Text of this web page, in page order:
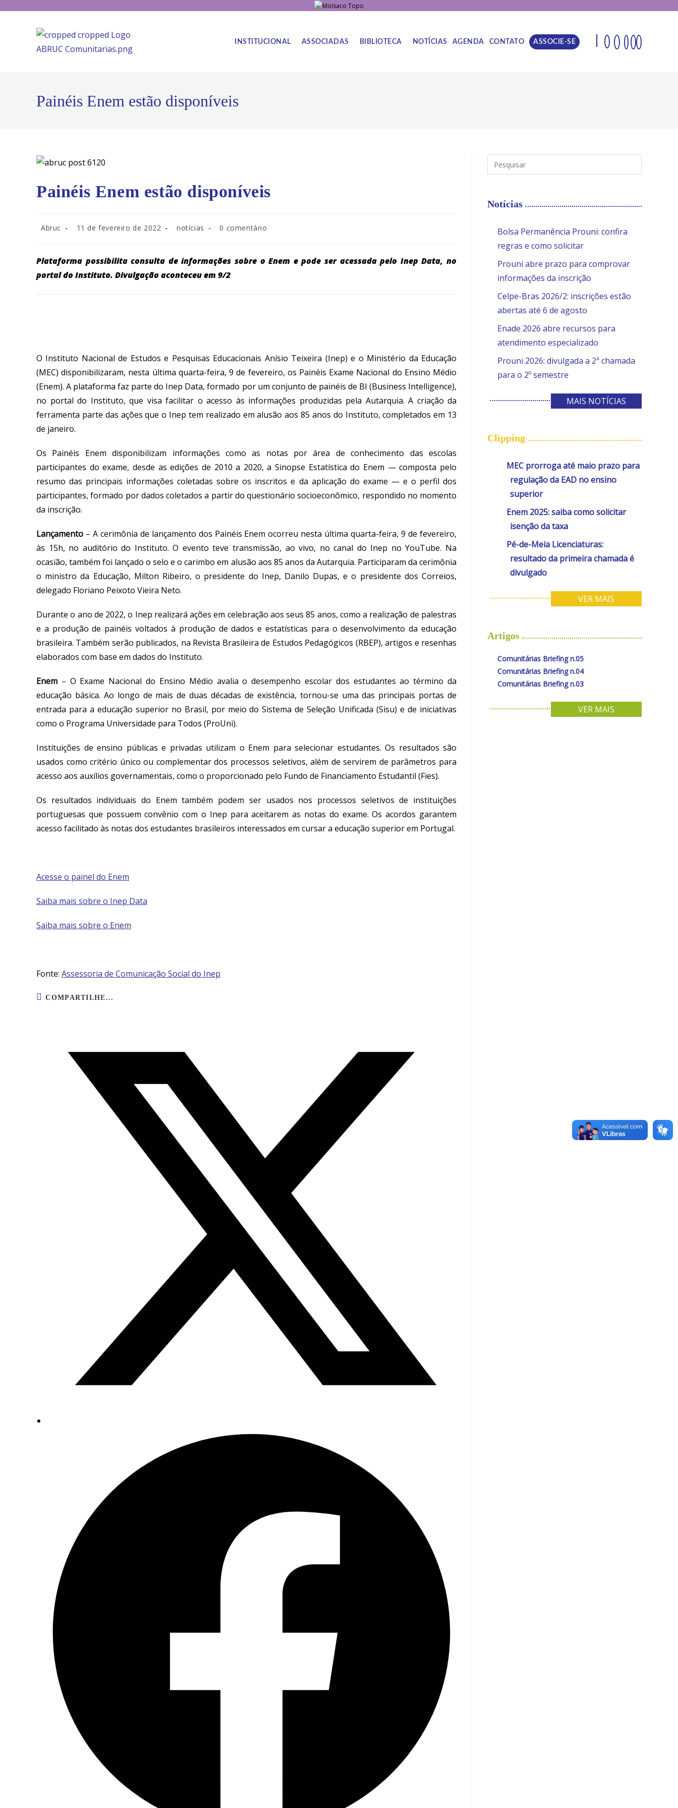
|
INSTITUCIONAL ASSOCIADAS BIBLIOTECA NOTÍCIAS AGENDA CONTATO ASSOCIE-SE
Painéis Enem estão disponíveis
Painéis Enem estão disponíveis
Abruc 11 de fevereiro de 2022 notícias 0 comentário
Plataforma possibilita consulta de informações sobre o Enem e pode ser acessada pelo Inep Data, no
portal do Instituto. Divulgação aconteceu em 9/2
O Instituto Nacional de Estudos e Pesquisas Educacionais Anísio Teixeira (Inep) e o Ministério da Educação
(MEC) disponibilizaram, nesta última quarta-feira, 9 de fevereiro, os Painéis Exame Nacional do Ensino Médio
(Enem). A plataforma faz parte do Inep Data, formado por um conjunto de painéis de BI (Business Intelligence),
no portal do Instituto, que visa facilitar o acesso às informações produzidas pela Autarquia. A criação da
ferramenta parte das ações que o Inep tem realizado em alusão aos 85 anos do Instituto, completados em 13
de janeiro.
Os Painéis Enem disponibilizam informações como as notas por área de conhecimento das escolas
participantes do exame, desde as edições de 2010 a 2020, a Sinopse Estatística do Enem — composta pelo
resumo das principais informações coletadas sobre os inscritos e da aplicação do exame — e o perfil dos
participantes, formado por dados coletados a partir do questionário socioeconômico, respondido no momento
da inscrição.
Lançamento – A cerimônia de lançamento dos Painéis Enem ocorreu nesta última quarta-feira, 9 de fevereiro,
às 15h, no auditório do Instituto. O evento teve transmissão, ao vivo, no canal do Inep no YouTube. Na
ocasião, também foi lançado o selo e o carimbo em alusão aos 85 anos da Autarquia. Participaram da cerimônia
o ministro da Educação, Milton Ribeiro, o presidente do Inep, Danilo Dupas, e o presidente dos Correios,
delegado Floriano Peixoto Vieira Neto.
Durante o ano de 2022, o Inep realizará ações em celebração aos seus 85 anos, como a realização de palestras
e a produção de painéis voltados à produção de dados e estatísticas para o desenvolvimento da educação
brasileira. Também serão publicados, na Revista Brasileira de Estudos Pedagógicos (RBEP), artigos e resenhas
elaborados com base em dados do Instituto.
Enem – O Exame Nacional do Ensino Médio avalia o desempenho escolar dos estudantes ao término da
educação básica. Ao longo de mais de duas décadas de existência, tornou-se uma das principais portas de
entrada para a educação superior no Brasil, por meio do Sistema de Seleção Unificada (Sisu) e de iniciativas
como o Programa Universidade para Todos (ProUni).
Instituições de ensino públicas e privadas utilizam o Enem para selecionar estudantes. Os resultados são
usados como critério único ou complementar dos processos seletivos, além de servirem de parâmetros para
acesso aos auxílios governamentais, como o proporcionado pelo Fundo de Financiamento Estudantil (Fies).
Os resultados individuais do Enem também podem ser usados nos processos seletivos de instituições
portuguesas que possuem convênio com o Inep para aceitarem as notas do exame. Os acordos garantem
acesso facilitado às notas dos estudantes brasileiros interessados em cursar a educação superior em Portugal.
Acesse o painel do Enem
Saiba mais sobre o Inep Data
Saiba mais sobre o Enem
Fonte: Assessoria de Comunicação Social do Inep
COMPARTILHE...
Notícias
Bolsa Permanência Prouni: confira
regras e como solicitar
Prouni abre prazo para comprovar
informações da inscrição
Celpe-Bras 2026/2: inscrições estão
abertas até 6 de agosto
Enade 2026 abre recursos para
atendimento especializado
Prouni 2026: divulgada a 2ª chamada
para o 2º semestre
MAIS NOTÍCIAS
Clipping
MEC prorroga até maio prazo para
regulação da EAD no ensino
superior
Enem 2025: saiba como solicitar
isenção da taxa
Pé-de-Meia Licenciaturas:
resultado da primeira chamada é
divulgado
VER MAIS
Artigos
Comunitárias Briefing n.05
Comunitárias Briefing n.04
Comunitárias Briefing n.03
VER MAIS